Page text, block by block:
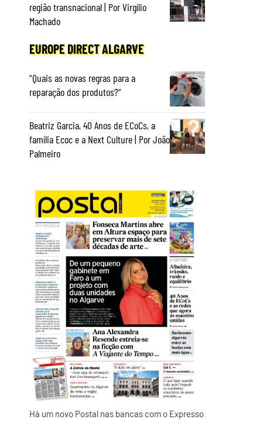
região transnacional | Por Virgílio
Machado
EUROPE DIRECT ALGARVE
“Quais as novas regras para a
reparação dos produtos?”
Beatriz Garcia, 40 Anos de ECoCs, a
família Ecoc e a Next Culture | Por João
Palmeiro
Há um novo Postal nas bancas com o Expresso